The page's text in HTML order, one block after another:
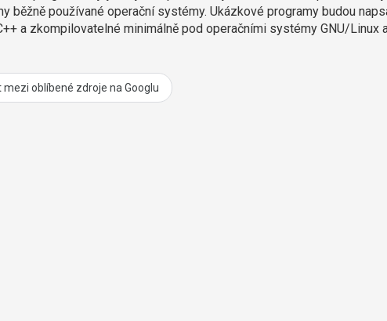
d
běžně používané operační systémy. Ukázkové programy budou
a zkompilovatelné minimálně pod operačními systémy GNU/Linux
mezi oblíbené zdroje na Googlu